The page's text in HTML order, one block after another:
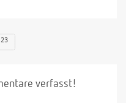
23
verfasst!